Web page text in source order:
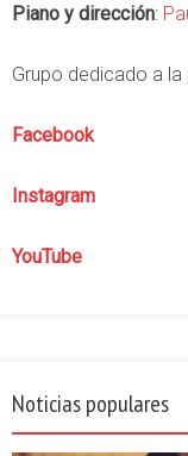
Piano y dirección:
Grupo dedicado a
Facebook
Instagram
YouTube
Noticias populares